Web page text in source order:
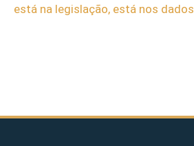
está na legislação, está nos dados